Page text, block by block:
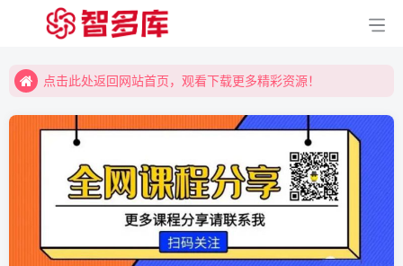
点击此处返回网站首页，观看下载更多精彩资源！
点击此处返回网站首页，观看下载更多精彩资源！